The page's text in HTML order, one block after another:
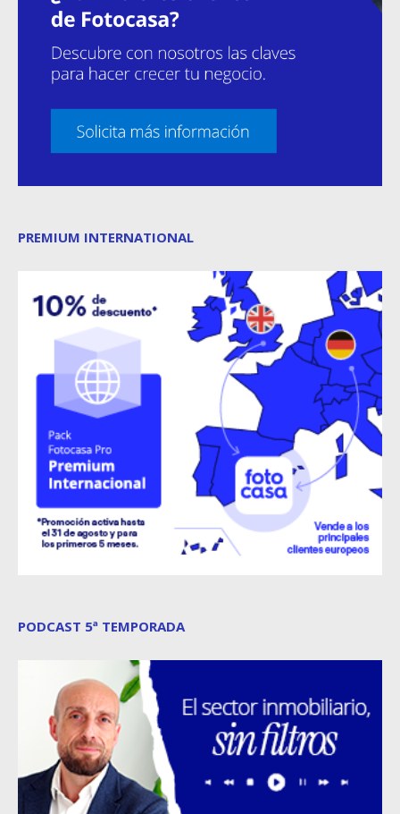
PREMIUM INTERNATIONAL
PODCAST 5ª TEMPORADA